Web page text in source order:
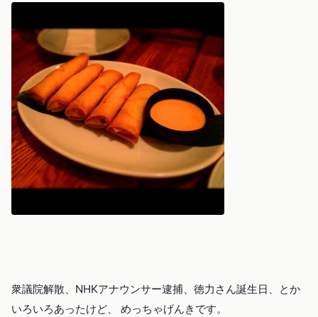
衆議院解散、NHKアナウンサー逮捕、徳力さん誕生日、とか
いろいろあったけど、 めっちゃげんきです。